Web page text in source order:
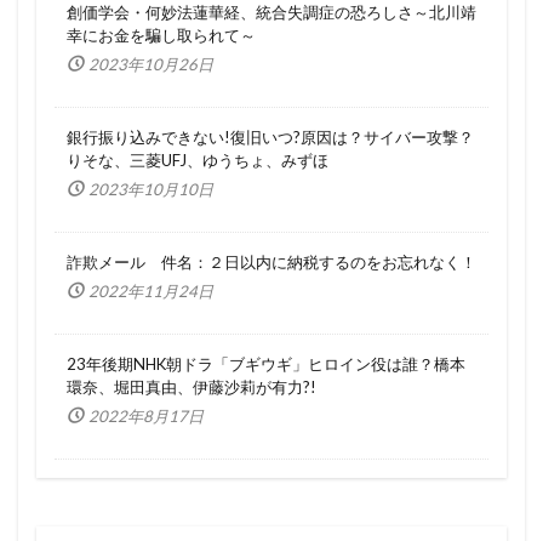
創価学会・何妙法蓮華経、統合失調症の恐ろしさ～北川靖
幸にお金を騙し取られて～
2023年10月26日
銀行振り込みできない!復旧いつ?原因は？サイバー攻撃？
りそな、三菱UFJ、ゆうちょ、みずほ
2023年10月10日
詐欺メール 件名：２日以内に納税するのをお忘れなく！
2022年11月24日
23年後期NHK朝ドラ「ブギウギ」ヒロイン役は誰？橋本
環奈、堀田真由、伊藤沙莉が有力?!
2022年8月17日